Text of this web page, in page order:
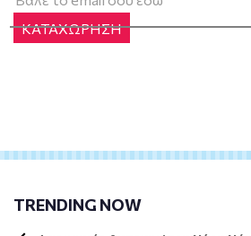
ΚΑΤΑΧΩΡΗΣΗ
TRENDING NOW